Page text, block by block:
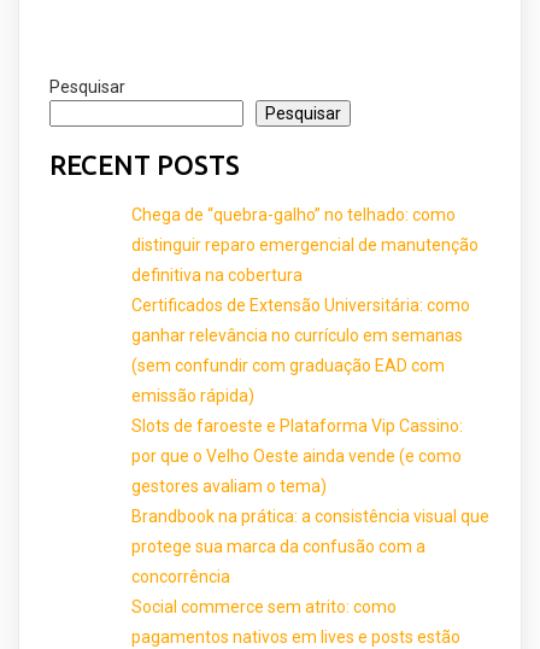
Pesquisar
Pesquisar
RECENT POSTS
Chega de “quebra-galho” no telhado: como
distinguir reparo emergencial de manutenção
definitiva na cobertura
Certificados de Extensão Universitária: como
ganhar relevância no currículo em semanas
(sem confundir com graduação EAD com
emissão rápida)
Slots de faroeste e Plataforma Vip Cassino:
por que o Velho Oeste ainda vende (e como
gestores avaliam o tema)
Brandbook na prática: a consistência visual que
protege sua marca da confusão com a
concorrência
Social commerce sem atrito: como
pagamentos nativos em lives e posts estão